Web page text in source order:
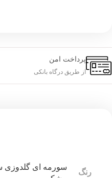
پرداخت امن
از طریق درگاه بانکی
رنگ
سورمه ای گلدوزی